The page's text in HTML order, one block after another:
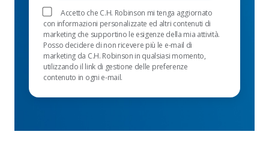
Accetto che C.H. Robinson mi tenga aggiornato
con informazioni personalizzate ed altri contenuti di
marketing che supportino le esigenze della mia attività.
Posso decidere di non ricevere più le e-mail di
marketing da C.H. Robinson in qualsiasi momento,
utilizzando il link di gestione delle preferenze
contenuto in ogni e-mail.